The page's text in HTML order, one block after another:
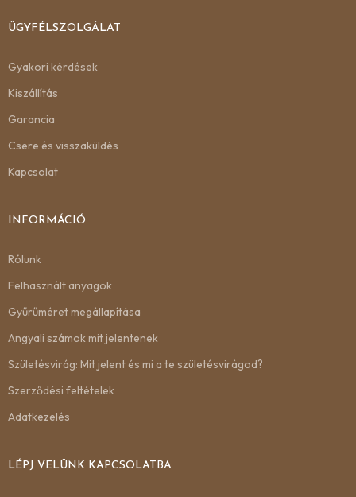
ÜGYFÉLSZOLGÁLAT
Gyakori kérdések
Kiszállítás
Garancia
Csere és visszaküldés
Kapcsolat
INFORMÁCIÓ
Rólunk
Felhasznált anyagok
Gyűrűméret megállapítása
Angyali számok mit jelentenek
Születésvirág: Mit jelent és mi a te születésvirágod?
Szerződési feltételek
Adatkezelés
LÉPJ VELÜNK KAPCSOLATBA